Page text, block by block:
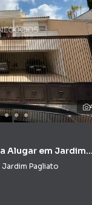
proprietários e
Alugar em Jardim
Jardim Pagliato